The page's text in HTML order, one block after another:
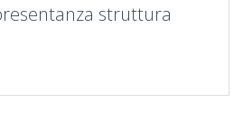
struttura